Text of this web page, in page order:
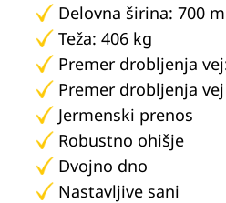
Delovna širina: 700
Teža: 406 kg
Premer drobljenja
Premer drobljenja vej
Jermenski prenos
Robustno ohišje
Dvojno dno
Nastavljive sani